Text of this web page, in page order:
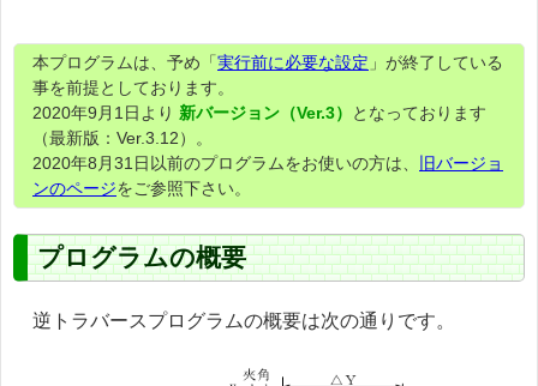
本プログラムは、予め「実行前に必要な設定 」が終了している
事を前提としております。
2020年9月1日より 新バージョン（Ver.3）
となっております
（最新版：Ver.3.12）。
2020年8月31日以前のプログラムをお使いの方は、
旧バージョ
ンのページをご参照下さい。
プログラムの概要
逆トラバースプログラムの概要は次の通りです。